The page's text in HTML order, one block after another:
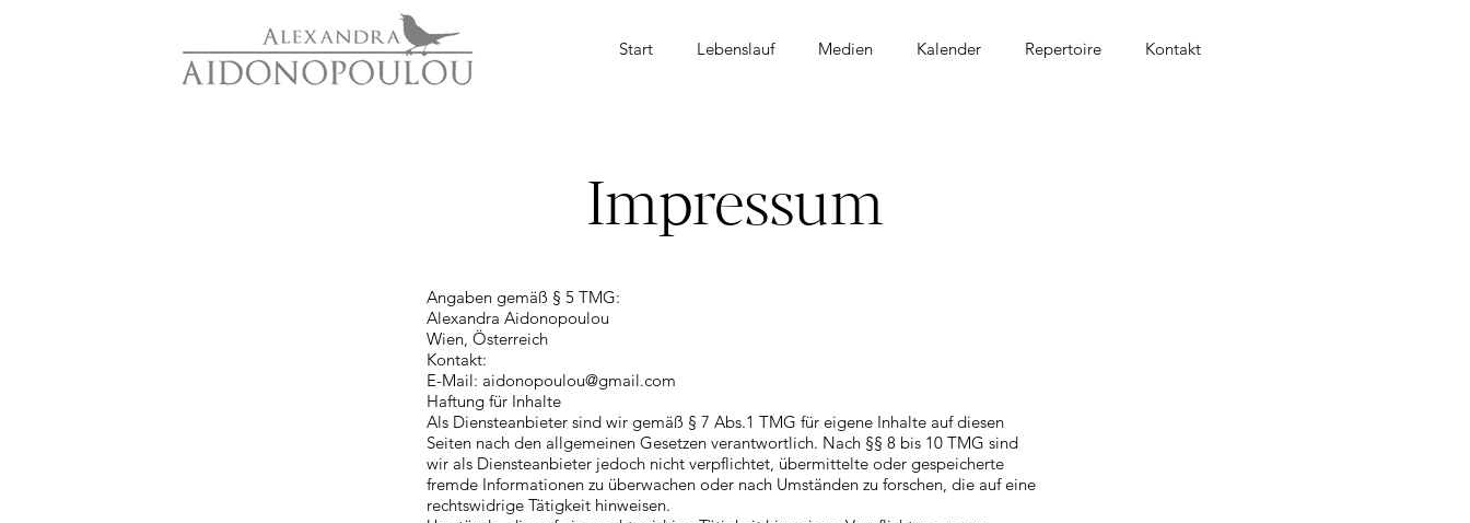
Start Lebenslauf Medien Kalender Repertoire Kontakt
Impressum
Angaben gemäß § 5 TMG:
Alexandra Aidonopoulou
Wien, Österreich
Kontakt:
E-Mail: aidonopoulou@gmail.com
Haftung für Inhalte
Als Diensteanbieter sind wir gemäß § 7 Abs.1 TMG für eigene Inhalte auf diesen
Seiten nach den allgemeinen Gesetzen verantwortlich. Nach §§ 8 bis 10 TMG sind
wir als Diensteanbieter jedoch nicht verpflichtet, übermittelte oder gespeicherte
fremde Informationen zu überwachen oder nach Umständen zu forschen, die auf eine
rechtswidrige Tätigkeit hinweisen.